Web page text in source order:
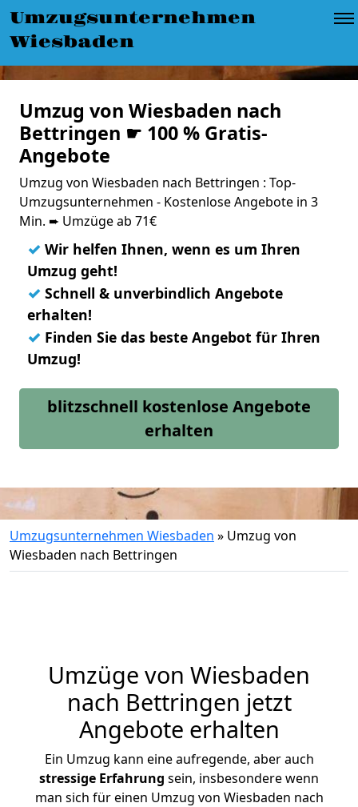
Umzugsunternehmen
Wiesbaden
Umzug von Wiesbaden nach
Bettringen ☛ 100 % Gratis-
Angebote
Umzug von Wiesbaden nach Bettringen : Top-
Umzugsunternehmen - Kostenlose Angebote in 3
Min. ➨ Umzüge ab 71€
✓ Wir helfen Ihnen, wenn es um Ihren
Umzug geht!
✓ Schnell & unverbindlich Angebote
erhalten!
✓ Finden Sie das beste Angebot für Ihren
Umzug!
blitzschnell kostenlose Angebote
erhalten
Umzugsunternehmen Wiesbaden » Umzug von
Wiesbaden nach Bettringen
Umzüge von Wiesbaden
nach Bettringen jetzt
Angebote erhalten
Ein Umzug kann eine aufregende, aber auch
stressige Erfahrung sein, insbesondere wenn
man sich für einen Umzug von Wiesbaden nach